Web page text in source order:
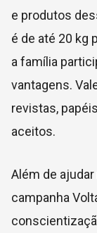
e produtos
é de até 20 kg
a família
vantagens.
revistas,
aceitos.
Além de
campanha